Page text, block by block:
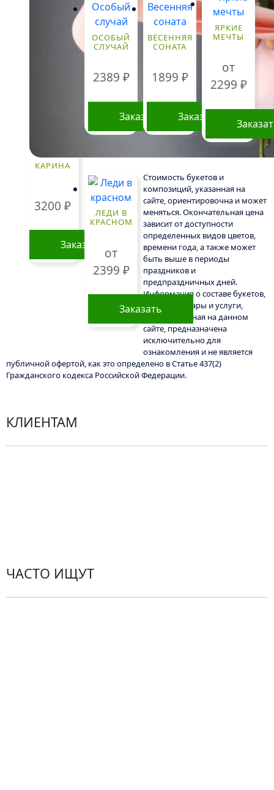
КАРИНА
3200 ₽
Заказать
ОСОБЫЙ
СЛУЧАЙ
2389 ₽
Заказать
ВЕСЕННЯЯ
СОНАТА
1899 ₽
Заказать
ЯРКИЕ
МЕЧТЫ
от
2299 ₽
Этот
товар
Опции
можно
выбрать
на
странице
товара.
ЛЕДИ В
КРАСНОМ
от
2399 ₽
Заказать
имеет
несколько
на
Стоимость букетов и
композиций, указанная на
сайте, ориентировочна и может
меняться. Окончательная цена
зависит от доступности
определенных видов цветов,
времени года, а также может
быть выше в периоды
праздников и
предпраздничных дней.
Информация о составе букетов,
ценах на товары и услуги,
представленная на данном
сайте, предназначена
исключительно для
ознакомления и не является
публичной офертой, как это определено в Статье 437(2)
Гражданского кодекса Российской Федерации.
КЛИЕНТАМ
ЧАСТО ИЩУТ